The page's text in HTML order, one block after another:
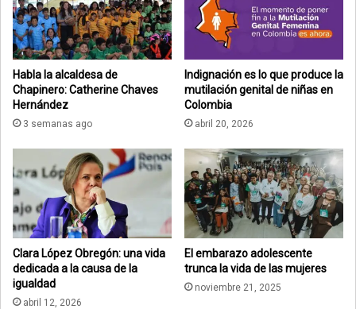
Habla la alcaldesa de
Chapinero: Catherine Chaves
Hernández
3 semanas ago
Indignación es lo que produce la
mutilación genital de niñas en
Colombia
abril 20, 2026
Clara López Obregón: una vida
dedicada a la causa de la
igualdad
abril 12, 2026
El embarazo adolescente
trunca la vida de las mujeres
noviembre 21, 2025